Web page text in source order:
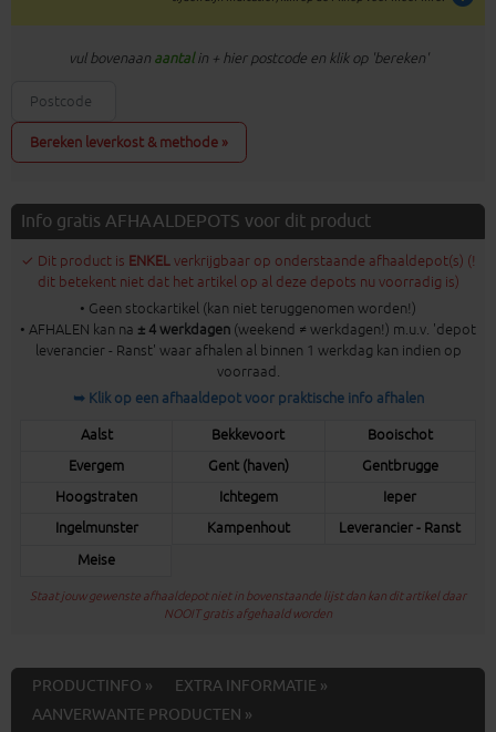
vul bovenaan aantalin + hier postcode en klik op 'bereken'
Bereken leverkost & methode »
Info gratis AFHAALDEPOTS voor dit product
✓ Dit product is ENKELverkrijgbaar op onderstaande afhaaldepot(s) (!
dit betekent niet dat het artikel op al deze depots nu voorradig is)
• Geen stockartikel (kan niet teruggenomen worden!)
• AFHALEN kan na ± 4 werkdagen (weekend ≠ werkdagen!) m.u.v. 'depot
leverancier - Ranst' waar afhalen al binnen 1 werkdag kan indien op
voorraad.
➥ Klik op een afhaaldepot voor praktische info afhalen
Aalst Bekkevoort
Booischot
Evergem
Gent (haven)
Gentbrugge
Hoogstraten
Ichtegem
Ieper
Ingelmunster
Kampenhout
Leverancier - Ranst
Meise
Staat jouw gewenste afhaaldepot niet in bovenstaande lijst dan kan dit artikel daar
NOOIT gratis afgehaald worden
PRODUCTINFO »
EXTRA INFORMATIE »
AANVERWANTE PRODUCTEN »